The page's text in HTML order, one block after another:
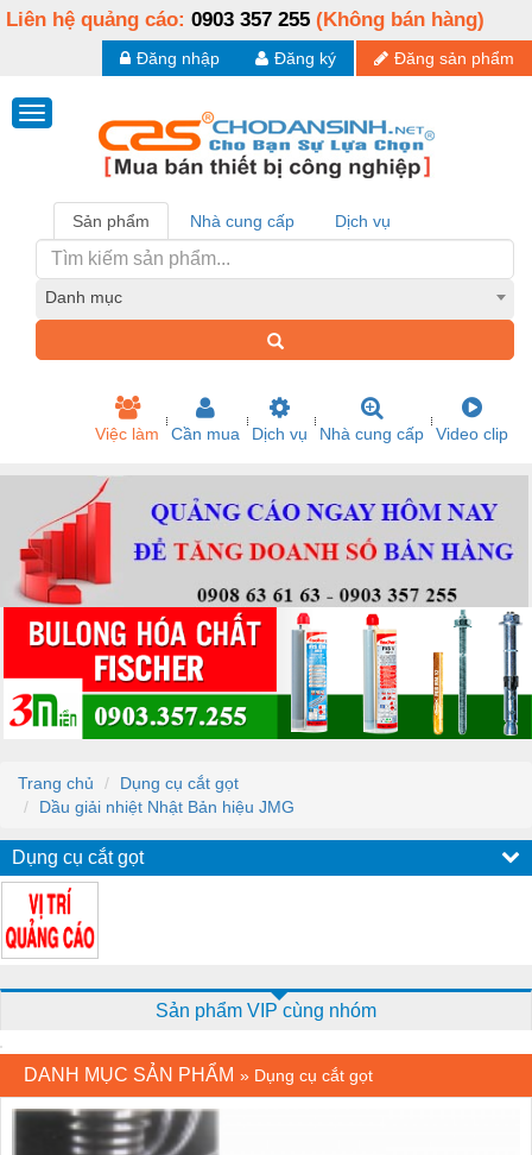
Liên hệ quảng cáo: 0903 357 255 (Không bán hàng)
Đăng sản phẩm
Đăng ký
Đăng nhập
Sản phẩm Nhà cung cấp Dịch vụ
Danh mục
Việc làm Cần mua Dịch vụ Nhà cung cấp Video clip
Trang chủ
Dụng cụ cắt gọt
Dầu giải nhiệt Nhật Bản hiệu JMG
Dụng cụ cắt gọt
Sản phẩm VIP cùng nhóm
DANH MỤC SẢN PHẨM » Dụng cụ cắt gọt